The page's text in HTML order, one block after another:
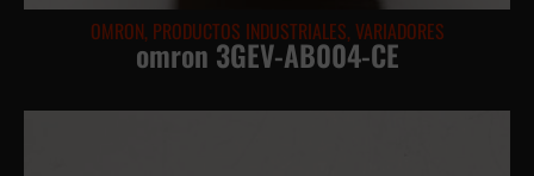
OMRON, PRODUCTOS INDUSTRIALES, VARIADORES
omron 3GEV-AB004-CE